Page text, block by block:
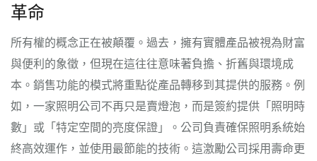
革命
所有權的概念正在被顛覆。過去，擁有實體產品被視為財富
與便利的象徵，但現在這往往意味著負擔、折舊與環境成
本。銷售功能的模式將重點從產品轉移到其提供的服務。例
如，一家照明公司不再只是賣燈泡，而是簽約提供「照明時
數」或「特定空間的亮度保證」。公司負責確保照明系統始
終高效運作，並使用最節能的技術。這激勵公司採用壽命更